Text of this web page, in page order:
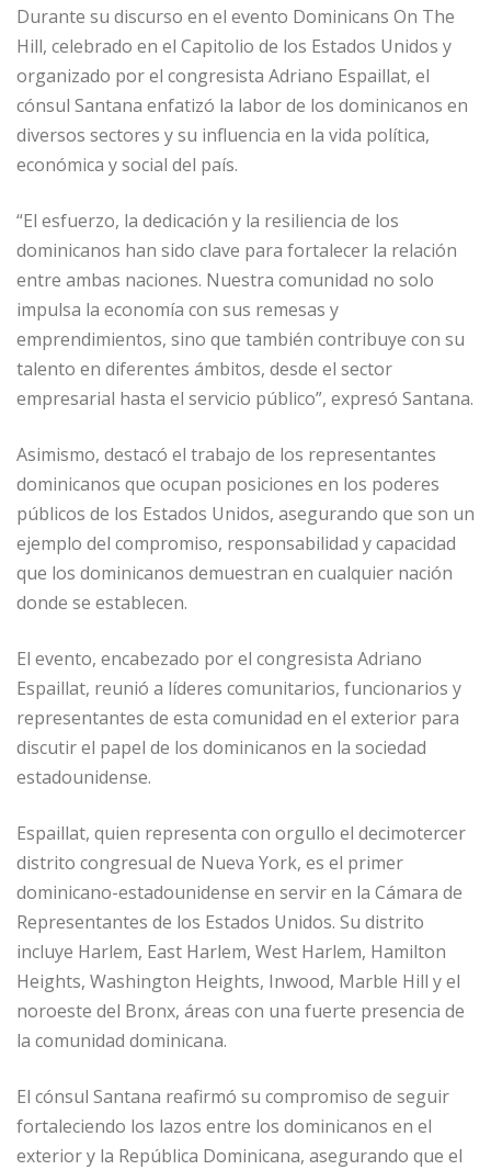
Durante su discurso en el evento Dominicans On The
Hill, celebrado en el Capitolio de los Estados Unidos y
organizado por el congresista Adriano Espaillat, el
cónsul Santana enfatizó la labor de los dominicanos en
diversos sectores y su influencia en la vida política,
económica y social del país.
“El esfuerzo, la dedicación y la resiliencia de los
dominicanos han sido clave para fortalecer la relación
entre ambas naciones. Nuestra comunidad no solo
impulsa la economía con sus remesas y
emprendimientos, sino que también contribuye con su
talento en diferentes ámbitos, desde el sector
empresarial hasta el servicio público”, expresó Santana.
Asimismo, destacó el trabajo de los representantes
dominicanos que ocupan posiciones en los poderes
públicos de los Estados Unidos, asegurando que son un
ejemplo del compromiso, responsabilidad y capacidad
que los dominicanos demuestran en cualquier nación
donde se establecen.
El evento, encabezado por el congresista Adriano
Espaillat, reunió a líderes comunitarios, funcionarios y
representantes de esta comunidad en el exterior para
discutir el papel de los dominicanos en la sociedad
estadounidense.
Espaillat, quien representa con orgullo el decimotercer
distrito congresual de Nueva York, es el primer
dominicano-estadounidense en servir en la Cámara de
Representantes de los Estados Unidos. Su distrito
incluye Harlem, East Harlem, West Harlem, Hamilton
Heights, Washington Heights, Inwood, Marble Hill y el
noroeste del Bronx, áreas con una fuerte presencia de
la comunidad dominicana.
El cónsul Santana reafirmó su compromiso de seguir
fortaleciendo los lazos entre los dominicanos en el
exterior y la República Dominicana, asegurando que el